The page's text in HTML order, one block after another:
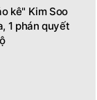
kê" Kim Soo
1 phán quyết